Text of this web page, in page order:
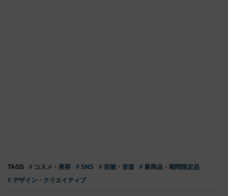
TAGS # コスメ・美容 # SNS # 芸能・音楽
# 新商品・期間限定品
# デザイン・クリエイティブ